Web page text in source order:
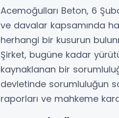
Acemoğulları Beton, 6
ve davalar kapsamında
herhangi bir kusurun
Şirket, bugüne kadar
kaynaklanan bir
devletinde sorumluluğun
raporları ve mahkeme